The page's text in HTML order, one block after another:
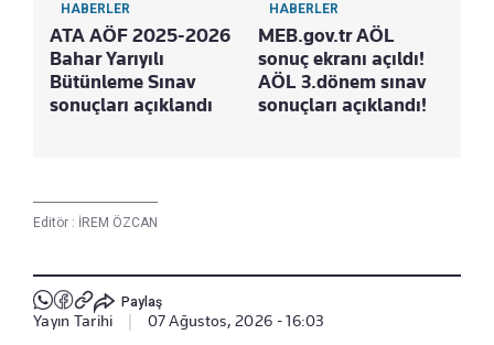
HABERLER
ATA AÖF 2025-2026
Bahar Yarıyılı
Bütünleme Sınav
sonuçları açıklandı
HABERLER
MEB.gov.tr AÖL
sonuç ekranı açıldı!
AÖL 3.dönem sınav
sonuçları açıklandı!
Editör : İREM ÖZCAN
Paylaş
Yayın Tarihi 07 Ağustos, 2026 - 16:03